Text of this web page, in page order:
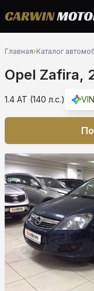
Главная›Каталог
Opel Zafira,
1.4 AT (140 л.с.)